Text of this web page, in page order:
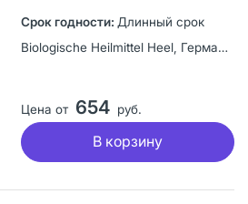
Длинный срок
Biologische Heilmittel Heel, Германия
Цена от 654 руб.
В корзину